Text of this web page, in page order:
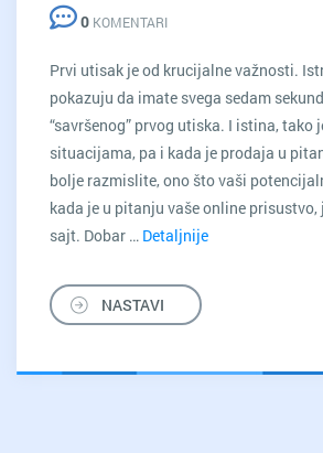
0 KOMENTARI
Prvi utisak je od krucijalne važnosti.
pokazuju da imate svega sedam
“savršenog” prvog utiska. I istina, tako
situacijama, pa i kada je prodaja u
bolje razmislite, ono što vaši
kada je u pitanju vaše online prisustvo,
sajt. Dobar … Detaljnije
HITNO
NASTAVI